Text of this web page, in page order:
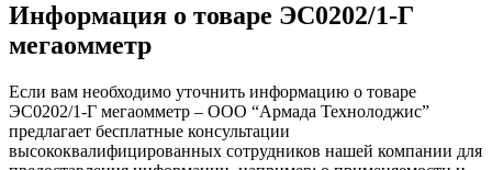
Информация о товаре ЭС0202/1-Г
мегаомметр
Если вам необходимо уточнить информацию о товаре
ЭС0202/1-Г мегаомметр – ООО “Армада Технолоджис”
предлагает бесплатные консультации
высококвалифицированных сотрудников нашей компании для